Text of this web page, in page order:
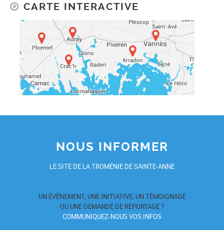
CARTE INTERACTIVE
NOUS INFORMER
LE SITE DE LA TROMÉNIE DE SAINTE-ANNE
UN ÉVÈNEMENT, UNE INITIATIVE, UN TÉMOIGNAGE
OU UNE DEMANDE DE REPORTAGE ?
COMMUNIQUEZ-NOUS VOS INFOS